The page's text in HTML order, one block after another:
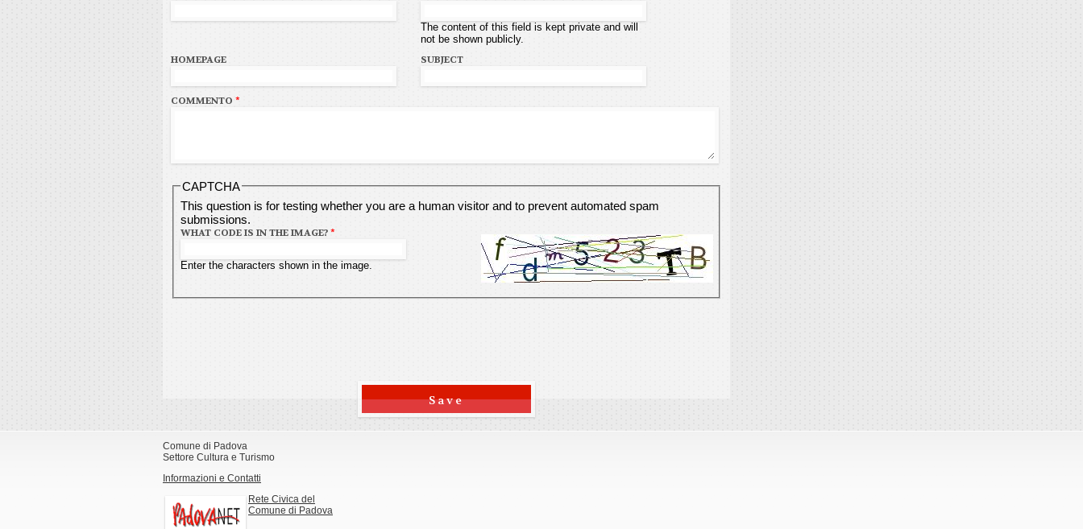
The content of this field is kept private and will
not be shown publicly.
HOMEPAGE SUBJECT
COMMENTO *
CAPTCHA
This question is for testing whether you are a human visitor and to prevent automated spam
submissions.
WHAT CODE IS IN THE IMAGE?*
Enter the characters shown in the image.
Comune di Padova
Settore Cultura e Turismo
Informazioni e Contatti
Rete Civica del
Comune di Padova